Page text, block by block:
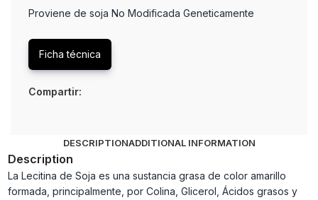
Proviene de soja No Modificada Geneticamente
Ficha técnica
Compartir:
DESCRIPTIONADDITIONAL INFORMATION
Description
La Lecitina de Soja es una sustancia grasa de color amarillo
formada, principalmente, por Colina, Glicerol, Ácidos grasos y